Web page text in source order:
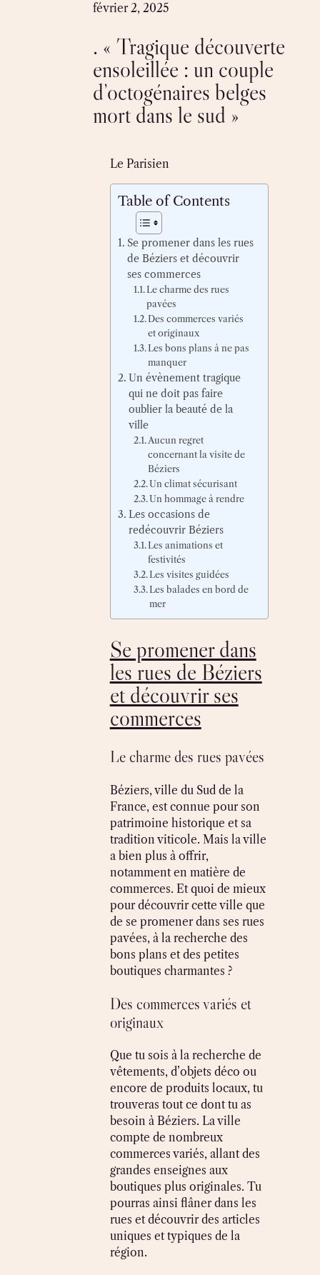
février 2, 2025
. « Tragique découverte
ensoleillée : un couple
d’octogénaires belges
mort dans le sud »
Le Parisien
Table of Contents
Se promener dans les rues
de Béziers et découvrir
ses commerces
Le charme des rues
pavées
Des commerces variés
et originaux
Les bons plans à ne pas
manquer
Un évènement tragique
qui ne doit pas faire
oublier la beauté de la
ville
Aucun regret
concernant la visite de
Béziers
Un climat sécurisant
Un hommage à rendre
Les occasions de
redécouvrir Béziers
Les animations et
festivités
Les visites guidées
Les balades en bord de
mer
Se promener dans
les rues de Béziers
et découvrir ses
commerces
Le charme des rues pavées
Béziers, ville du Sud de la
France, est connue pour son
patrimoine historique et sa
tradition viticole. Mais la ville
a bien plus à offrir,
notamment en matière de
commerces. Et quoi de mieux
pour découvrir cette ville que
de se promener dans ses rues
pavées, à la recherche des
bons plans et des petites
boutiques charmantes ?
Des commerces variés et
originaux
Que tu sois à la recherche de
vêtements, d’objets déco ou
encore de produits locaux, tu
trouveras tout ce dont tu as
besoin à Béziers. La ville
compte de nombreux
commerces variés, allant des
grandes enseignes aux
boutiques plus originales. Tu
pourras ainsi flâner dans les
rues et découvrir des articles
uniques et typiques de la
région.